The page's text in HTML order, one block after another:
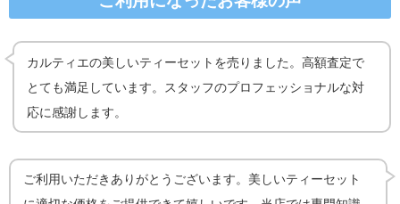
カルティエの美しいティーセットを売りました。高額査定で
とても満足しています。スタッフのプロフェッショナルな対
応に感謝します。
ご利用いただきありがとうございます。美しいティーセット